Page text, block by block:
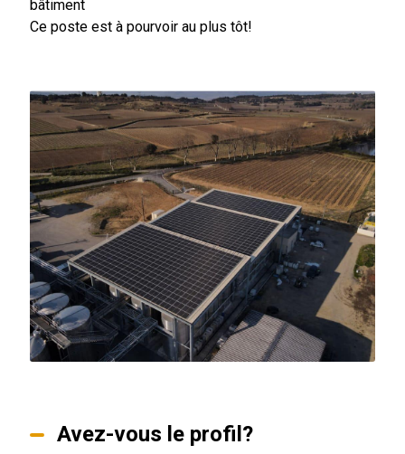
bâtiment
Ce poste est à pourvoir au plus tôt!
Avez-vous le profil?